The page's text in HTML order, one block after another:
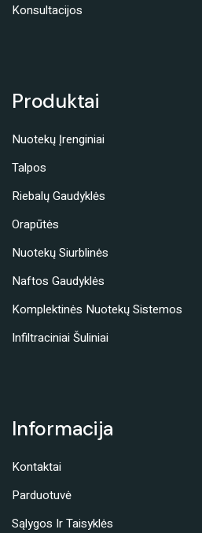
Konsultacijos
Produktai
Nuotekų Įrenginiai
Talpos
Riebalų Gaudyklės
Orapūtės
Nuotekų Siurblinės
Naftos Gaudyklės
Komplektinės Nuotekų Sistemos
Infiltraciniai Šuliniai
Informacija
Kontaktai
Parduotuvė
Sąlygos Ir Taisyklės